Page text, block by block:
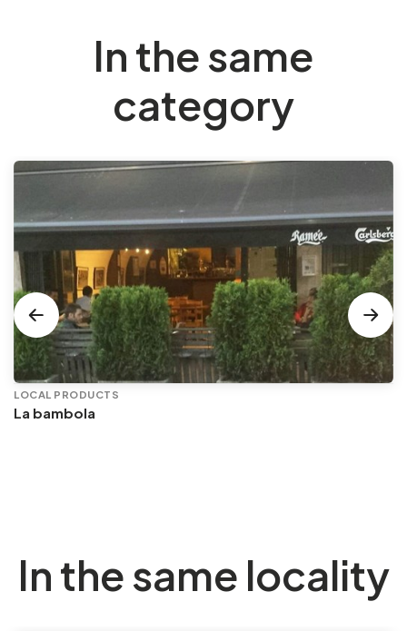
In the same
category
LOCAL PRODUCTS
La bambola
In the same locality